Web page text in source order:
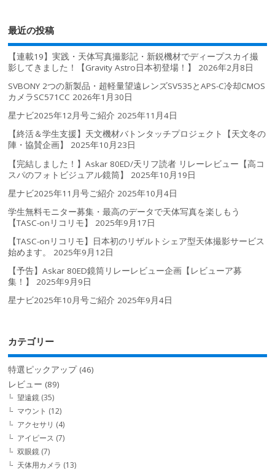
最近の投稿
【連載19】実践・天体写真撮影記・新鋭機材でディープスカイ撮
影してきました！【Gravity Astro日本初登場！】
2026年2月8日
SVBONY 2つの新製品・超軽量望遠レンズSV535とAPS-C冷却CMOS
カメラSC571CC 2026年1月30日
星ナビ2025年12月号ご紹介 2025年11月4日
【終活＆学生支援】天文機材バトンタッチプロジェクト【天文冬の
陣・協賛企画】
2025年10月23日
【完結しました！】Askar 80ED/天リフ読者 リレーレビュー【高コ
スパのフォトビジュアル鏡筒】
2025年10月19日
星ナビ2025年11月号ご紹介 2025年10月4日
学生無料モニター募集・最高のデータで天体写真を楽しもう
【TASC-onリコリモ】
2025年9月17日
【TASC-onリコリモ】日本初のリザルトシェア型天体撮影サービス
始めます。
2025年9月12日
【予告】Askar 80ED鏡筒リレーレビュー企画【レビューア募
集！】
2025年9月9日
星ナビ2025年10月号ご紹介 2025年9月4日
カテゴリー
特選ピックアップ(46)
レビュー (89)
望遠鏡 (35)
マウント (12)
アクセサリ (4)
アイピース (7)
双眼鏡 (7)
天体用カメラ (13)